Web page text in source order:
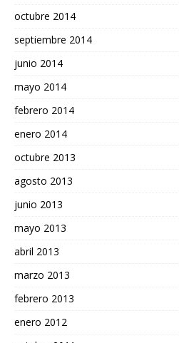
octubre 2014
septiembre 2014
junio 2014
mayo 2014
febrero 2014
enero 2014
octubre 2013
agosto 2013
junio 2013
mayo 2013
abril 2013
marzo 2013
febrero 2013
enero 2012